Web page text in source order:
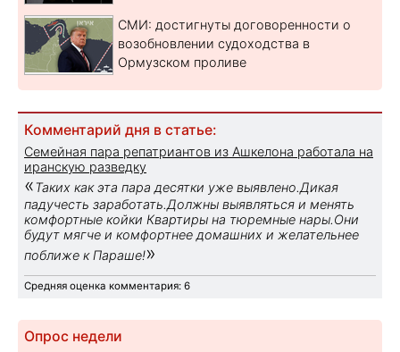
СМИ: достигнуты договоренности о
возобновлении судоходства в
Ормузском проливе
Комментарий дня в статье:
Семейная пара репатриантов из Ашкелона работала на
иранскую разведку
«Таких как эта пара десятки уже выявлено.Дикая
падучесть заработать.Должны выявляться и менять
комфортные койки Квартиры на тюремные нары.Они
будут мягче и комфортнее домашних и желательнее
поближе к Параше!»
Средняя оценка комментария: 6
Опрос недели